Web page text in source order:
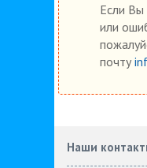
Если Вы
или
почту
Наши